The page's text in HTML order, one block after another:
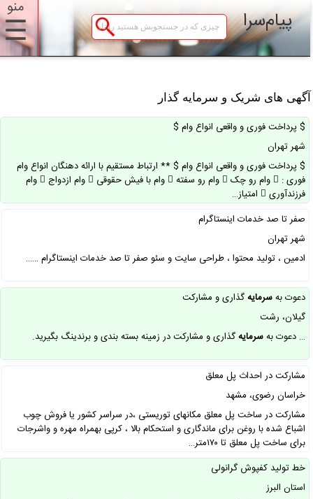
منو
☰ پیام‌سرا
آگهی های شریک و سرمایه گذار
$ پرداخت فوری و واقعی انواع وام $
شهر تهران
$ پرداخت فوری و واقعی انواع وام $ ** ارتباط مستقیم با ارائه دهنگان انواع وام
فوری :  وام رو چک  وام رو سفته  وام با فیش حقوقی  وام ازدواج  وام
فرزندآوری  امتیاز…
صفر تا صد خدمات اینستاگرام
شهر تهران
ادمین ، تولید محتوا ، طراحی سایت و سئو صفر تا صد خدمات اینستاگرام ……
دعوت بهسرمایهگذاری و مشارکت
گیلان، رشت
… دعوت بهسرمایهگذاری و مشارکت در زمینه بسته بندی و برندینگ بگیرید.
مشارکت در احداث پل معلق
خراسان رضوی، مشهد
مشارکت در ساخت پل معلق مکانهای توریستی ،در سراسر کشور یا فروش چوب
اشباع شده با روغن برای ماندگاری و استحکام بالا ، کرپی بهمراه مهره و واشرجات
برای ساخت پل معلق تا ۱۷۰متر…
خط تولید کفپوش گرانولی
استان البرز